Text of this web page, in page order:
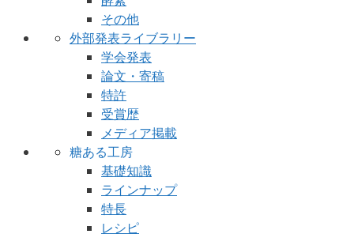
その他
外部発表ライブラリー
学会発表
論文・寄稿
特許
受賞歴
メディア掲載
糖ある工房
基礎知識
ラインナップ
特長
レシピ